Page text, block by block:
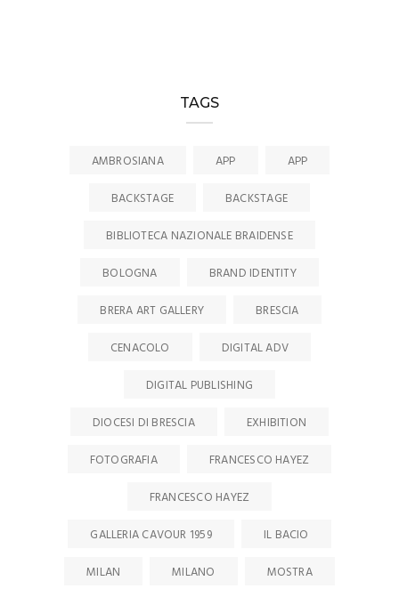
TAGS
AMBROSIANA APP
APP
BACKSTAGE
BACKSTAGE
BIBLIOTECA NAZIONALE BRAIDENSE
BOLOGNA
BRAND IDENTITY
BRERA ART GALLERY
BRESCIA
CENACOLO
DIGITAL ADV
DIGITAL PUBLISHING
DIOCESI DI BRESCIA
EXHIBITION
FOTOGRAFIA
FRANCESCO HAYEZ
FRANCESCO HAYEZ
GALLERIA CAVOUR 1959
IL BACIO
MILAN
MILANO
MOSTRA